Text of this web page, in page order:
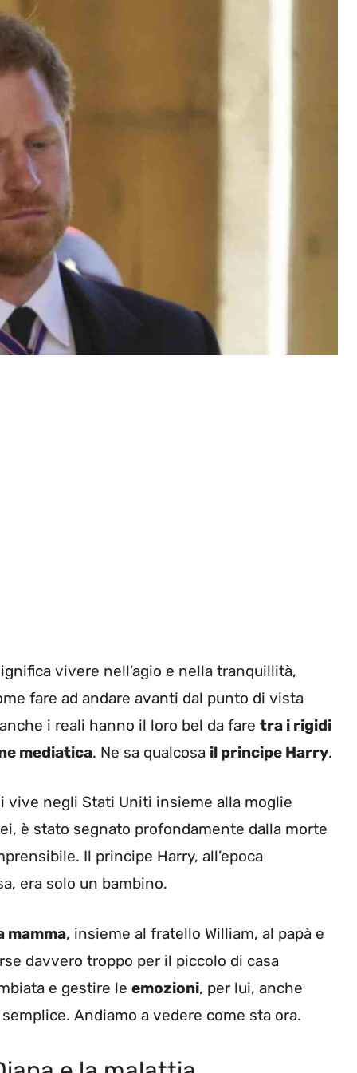
vivere nell’agio e nella tranquillità,
fare ad andare avanti dal punto di vista
i reali hanno il loro bel da fare tra i rigidi
mediatica. Ne sa qualcosa il principe Harry.
vive negli Stati Uniti insieme alla moglie
è stato segnato profondamente dalla morte
Il principe Harry, all’epoca
era solo un bambino.
mamma, insieme al fratello William, al papà e
davvero troppo per il piccolo di casa
e gestire le emozioni, per lui, anche
Andiamo a vedere come sta ora.